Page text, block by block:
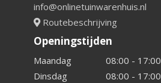
info@onlinetuinwarenhuis.nl
Routebeschrijving
Openingstijden
Maandag
08:00 - 17:00
Dinsdag
08:00 - 17:00